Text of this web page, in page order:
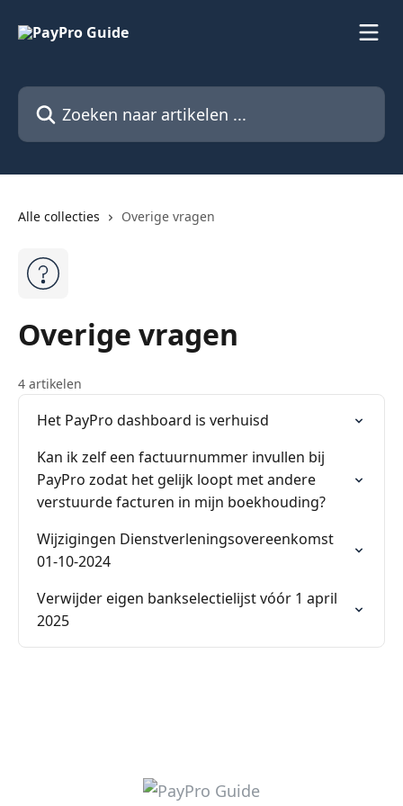
Zoeken naar artikelen ...
Alle collecties Overige vragen
Overige vragen
4 artikelen
Het PayPro dashboard is verhuisd
Kan ik zelf een factuurnummer invullen bij
PayPro zodat het gelijk loopt met andere
verstuurde facturen in mijn boekhouding?
Wijzigingen Dienstverleningsovereenkomst
01-10-2024
Verwijder eigen bankselectielijst vóór 1 april
2025